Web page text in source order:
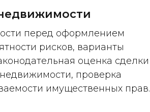
перед оформлением
рисков, варианты
оценка сделки
проверка
имущественных прав.